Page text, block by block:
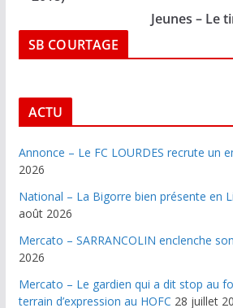
Jeunes – Le
SB COURTAGE
ACTU
Annonce – Le FC LOURDES recrute un
2026
National – La Bigorre bien présente en
août 2026
Mercato – SARRANCOLIN enclenche
2026
Mercato – Le gardien qui a dit stop au
terrain d’expression au HOFC 28 juillet